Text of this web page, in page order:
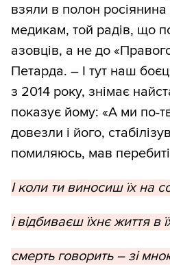
взяли в полон
медикам, той радів, що
азовців, а не до
Петарда. – І тут наш
з 2014 року, знімає
показує йому: «А ми по-
довезли і його,
помиляюсь, мав
І коли ти виносиш їх на
і відбиваєш їхнє життя в
смерть говорить – зі